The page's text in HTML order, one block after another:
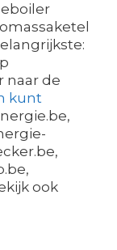
naar de
kunt
ook